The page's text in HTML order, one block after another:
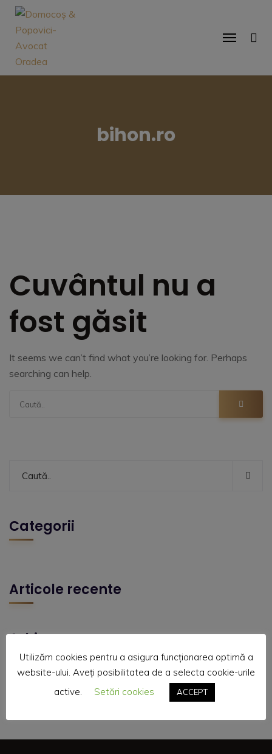
bihon.ro
Cuvântul nu a
fost găsit
It seems we can’t find what you’re looking for. Perhaps
searching can help.
Categorii
Articole recente
Arhive
Utilizăm cookies pentru a asigura funcționarea optimă a
website-ului. Aveți posibilitatea de a selecta cookie-urile
active.
Setări cookies ACCEPT